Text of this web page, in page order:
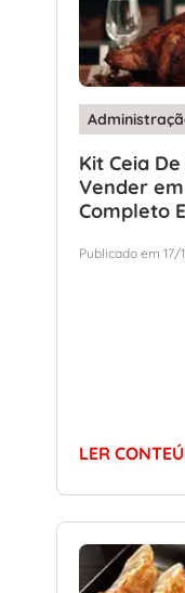
Kit Ceia
Vender
Completo
Publicado em 17/
LER